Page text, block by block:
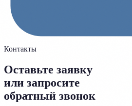
Контакты
Оставьте заявку
или запросите
обратный звонок